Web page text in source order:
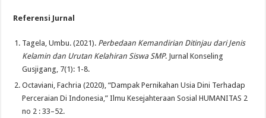
Referensi Jurnal
Tagela, Umbu. (2021). Perbedaan Kemandirian Ditinjau dari Jenis
Kelamin dan Urutan Kelahiran Siswa SMP. Jurnal Konseling
Gusjigang, 7(1): 1-8.
Octaviani, Fachria (2020), “Dampak Pernikahan Usia Dini Terhadap
Perceraian Di Indonesia,” Ilmu Kesejahteraan Sosial HUMANITAS 2
no 2 : 33–52.